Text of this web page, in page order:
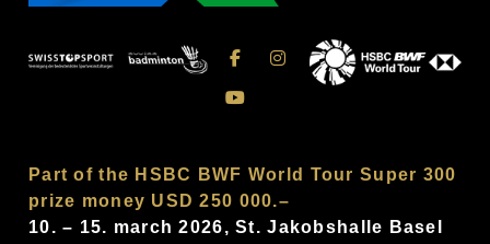
Part of the HSBC BWF World Tour Super 300
prize money USD 250 000.–
10. – 15. march 2026, St. Jakobshalle Basel